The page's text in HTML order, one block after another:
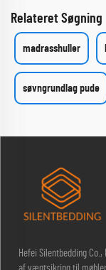
Relateret Søgning
madrasshuller
søvngrundlag pude
Hefei Silentbedding